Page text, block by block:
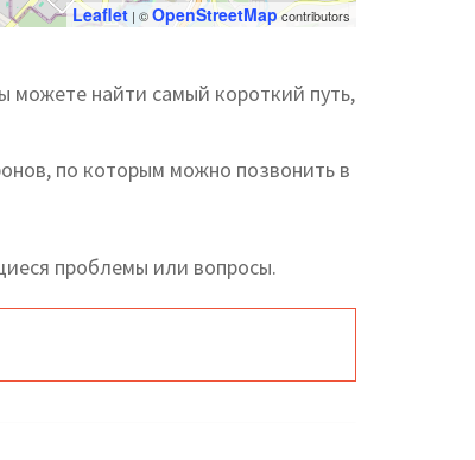
Leaflet | ©OpenStreetMapcontributors
можете найти самый короткий путь,
по которым можно позвонить в
проблемы или вопросы.